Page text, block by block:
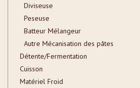
Diviseuse
Peseuse
Batteur Mélangeur
Autre Mécanisation des pâtes
Détente/Fermentation
Cuisson
Matériel Froid